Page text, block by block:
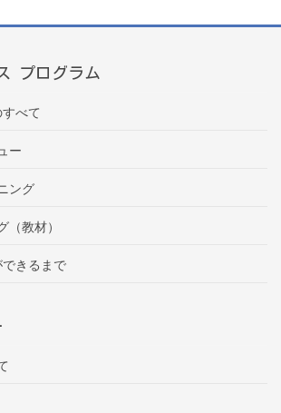
プログラム
べて
ー
ング
（教材）
きるまで